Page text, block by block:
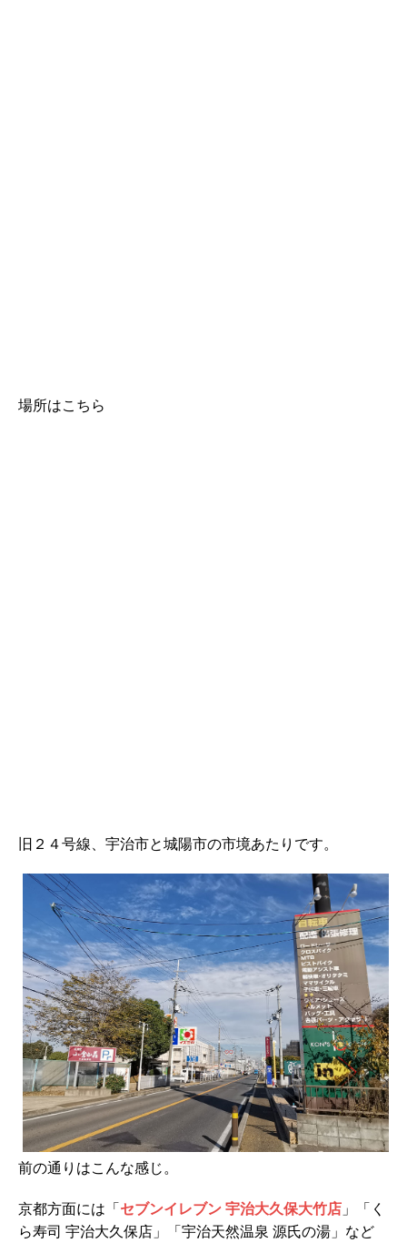
場所はこちら
旧２４号線、宇治市と城陽市の市境あたりです。
前の通りはこんな感じ。
京都方面には「セブンイレブン 宇治大久保大竹店」「く
ら寿司 宇治大久保店」「宇治天然温泉 源氏の湯」など